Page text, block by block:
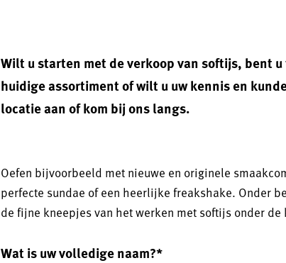
Wilt u starten met de verkoop van softijs, bent
huidige assortiment of wilt u uw kennis en
locatie aan of kom bij ons langs.
Oefen bijvoorbeeld met nieuwe en originele
perfecte sundae of een heerlijke freakshake. Onder
de fijne kneepjes van het werken met softijs onder
Wat is uw volledige naam?*